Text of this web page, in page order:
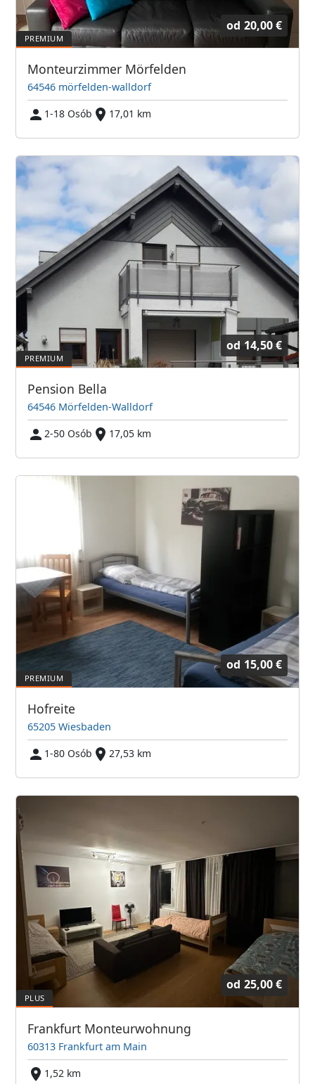
od 20,00 €
Monteurzimmer Mörfelden
64546 mörfelden-walldorf
1-18 Osób
17,01 km
od 14,50 €
Pension Bella
64546 Mörfelden-Walldorf
2-50 Osób
17,05 km
od 15,00 €
Hofreite
65205 Wiesbaden
1-80 Osób
27,53 km
od 25,00 €
Frankfurt Monteurwohnung
60313 Frankfurt am Main
1,52 km